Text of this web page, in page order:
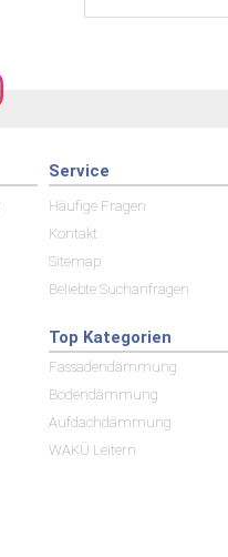
Service
Häufige Fragen
Kontakt
Sitemap
Beliebte Suchanfragen
Top Kategorien
Fassadendämmung
Bodendämmung
Aufdachdämmung
WAKÜ Leitern